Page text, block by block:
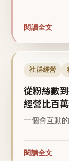
閱讀全文
社群經營
從粉絲數
經營比百
一個會互動
閱讀全文